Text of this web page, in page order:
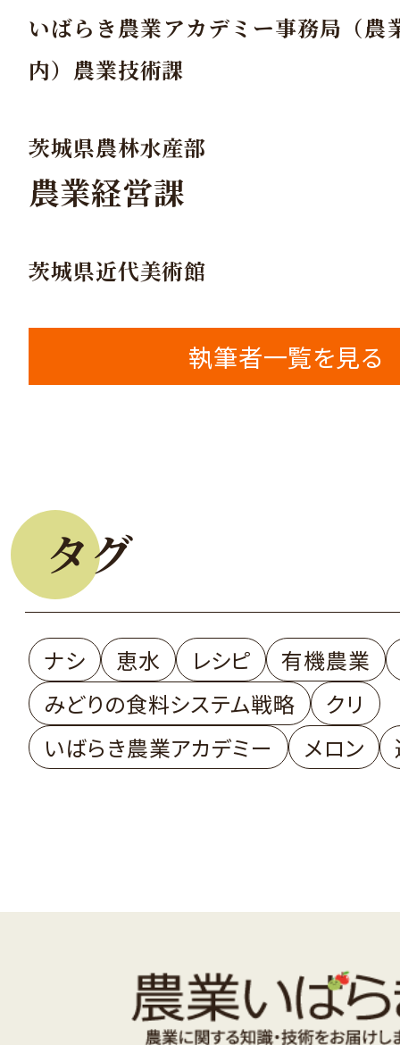
いばらき農業アカデミー事務局（農
内）農業技術課
茨城県農林水産部
農業経営課
茨城県近代美術館
執筆者一覧を見る
タグ
ナシ 恵水 レシピ
有機農業
みどりの食料システム戦略
クリ
いばらき農業アカデミー
メロン